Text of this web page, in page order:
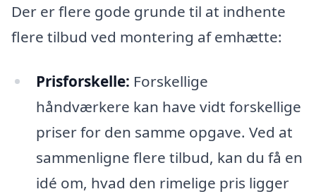
Der er flere gode grunde til at indhente
flere tilbud ved montering af emhætte:
Prisforskelle: Forskellige
håndværkere kan have vidt forskellige
priser for den samme opgave. Ved at
sammenligne flere tilbud, kan du få en
idé om, hvad den rimelige pris ligger